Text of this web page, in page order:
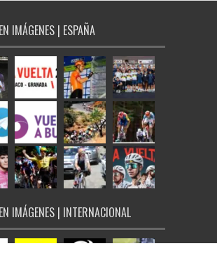
IMÁGENES | ESPAÑA
IMÁGENES | INTERNACIONAL